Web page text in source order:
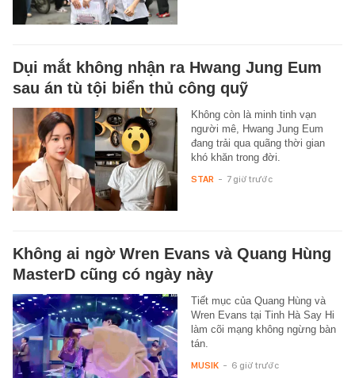
Dụi mắt không nhận ra Hwang Jung Eum
sau án tù tội biển thủ công quỹ
Không còn là minh tinh vạn
người mê, Hwang Jung Eum
đang trải qua quãng thời gian
khó khăn trong đời.
STAR - 7 giờ trước
Không ai ngờ Wren Evans và Quang Hùng
MasterD cũng có ngày này
Tiết mục của Quang Hùng và
Wren Evans tại Tinh Hà Say Hi
làm cõi mạng không ngừng bàn
tán.
MUSIK - 6 giờ trước